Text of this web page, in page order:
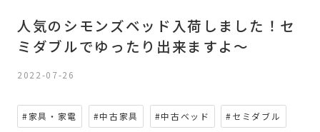
人気のシモンズベッド入荷しました！セ
ミダブルでゆったり出来ますよ～
2022-07-26
#家具・家電 #中古家具 #中古ベッド #セミダブル